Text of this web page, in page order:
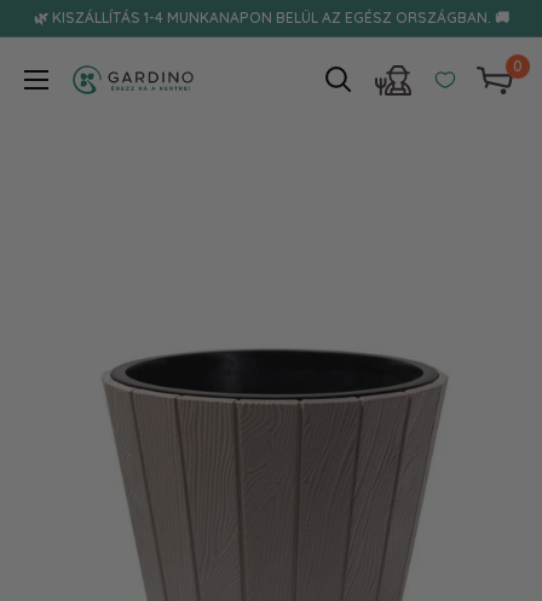
Tovább🌿 KISZÁLLÍTÁS 1-4 MUNKANAPON BELÜL AZ EGÉSZ ORSZÁGBAN. 🚚
Gardino
0